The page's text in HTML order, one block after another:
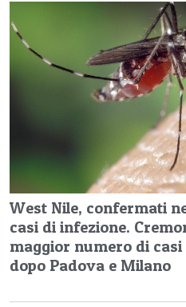
West Nile, confermati
casi di infezione.
maggior numero di
dopo Padova e Milano